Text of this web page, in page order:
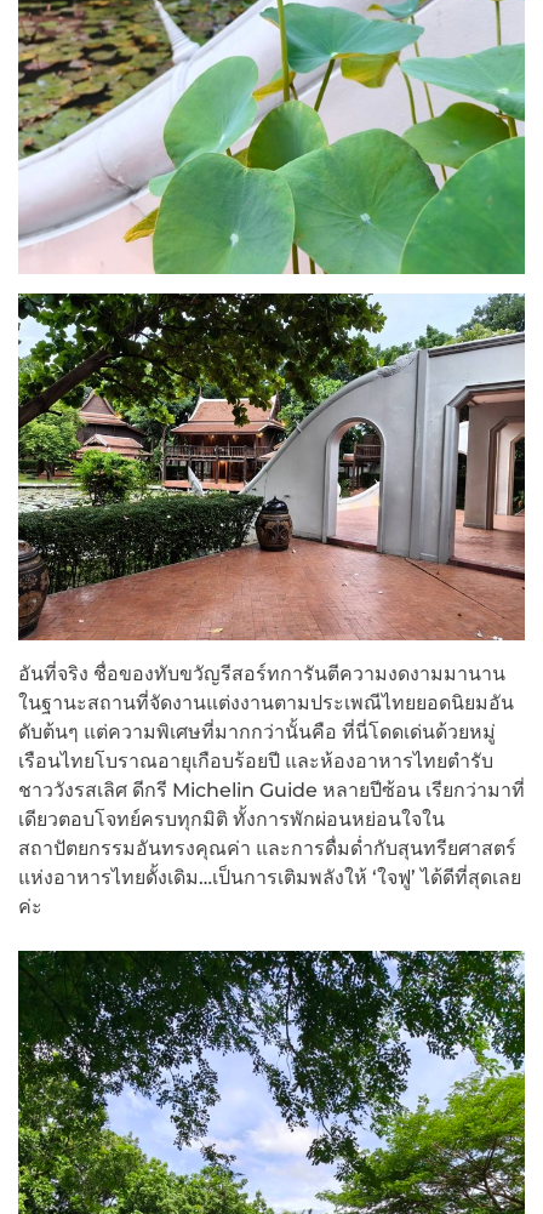
อันที่จริง ชื่อของทับขวัญรีสอร์ทการันตีความงดงามมานาน
ในฐานะสถานที่จัดงานแต่งงานตามประเพณีไทยยอดนิยมอัน
ดับต้นๆ แต่ความพิเศษที่มากกว่านั้นคือ ที่นี่โดดเด่นด้วยหมู่
เรือนไทยโบราณอายุเกือบร้อยปี และห้องอาหารไทยตำรับ
ชาววังรสเลิศ ดีกรี Michelin Guide หลายปีซ้อน เรียกว่ามาที่
เดียวตอบโจทย์ครบทุกมิติ ทั้งการพักผ่อนหย่อนใจใน
สถาปัตยกรรมอันทรงคุณค่า และการดื่มด่ำกับสุนทรียศาสตร์
แห่งอาหารไทยดั้งเดิม…เป็นการเติมพลังให้ ‘ใจฟู’ ได้ดีที่สุดเลย
ค่ะ